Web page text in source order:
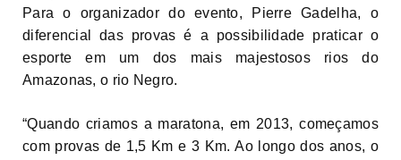
Para o organizador do evento, Pierre Gadelha, o
diferencial das provas é a possibilidade praticar o
esporte em um dos mais majestosos rios do
Amazonas, o rio Negro.
“Quando criamos a maratona, em 2013, começamos
com provas de 1,5 Km e 3 Km. Ao longo dos anos, o